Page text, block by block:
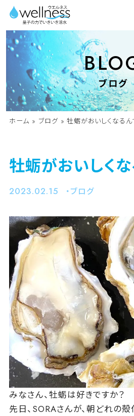
ブログ
ホーム » ブログ » 牡蛎がおいしくなるん
牡蛎がおいしくな
2023.02.15 ブログ
みなさん、牡蛎は好きですか？
先日、SORAさんが、朝どれの